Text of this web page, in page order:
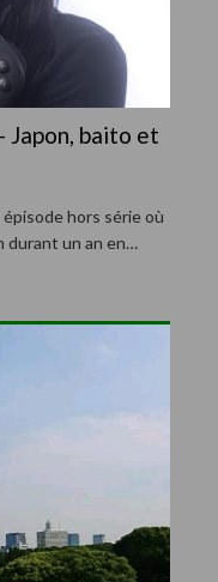
Japon, baito et
hors série où
durant un an en…